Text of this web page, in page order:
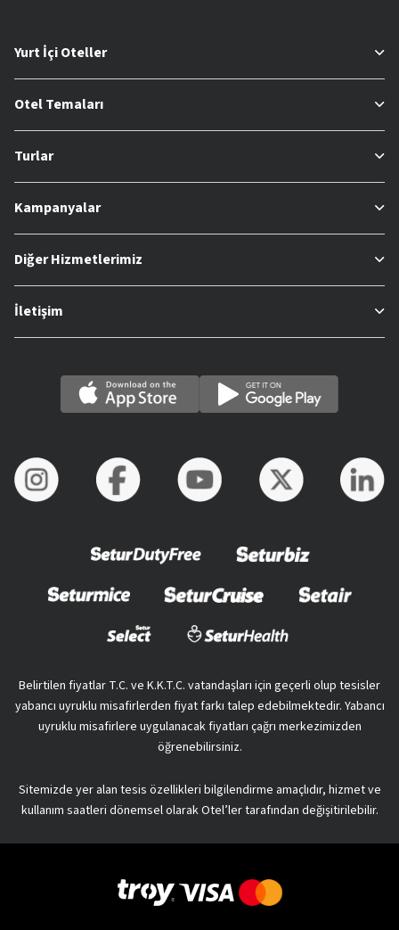
Yurt İçi Oteller
Otel Temaları
Turlar
Kampanyalar
Diğer Hizmetlerimiz
İletişim
Belirtilen fiyatlar T.C. ve K.K.T.C. vatandaşları için geçerli olup tesisler
yabancı uyruklu misafirlerden fiyat farkı talep edebilmektedir. Yabancı
uyruklu misafirlere uygulanacak fiyatları çağrı merkezimizden
öğrenebilirsiniz.
Sitemizde yer alan tesis özellikleri bilgilendirme amaçlıdır, hizmet ve
kullanım saatleri dönemsel olarak Otel’ler tarafından değişitirilebilir.